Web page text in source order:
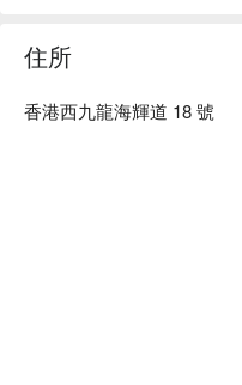
住所
香港西九龍海輝道 18 號